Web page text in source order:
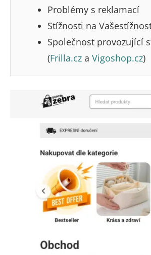
Problémy s reklamací
Stížnosti na
Společnost provozující
(Frilla.cz a Vigoshop.cz)